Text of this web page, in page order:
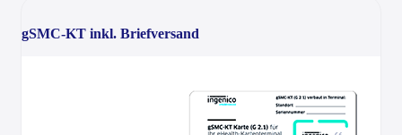
gSMC-KT inkl. Briefversand